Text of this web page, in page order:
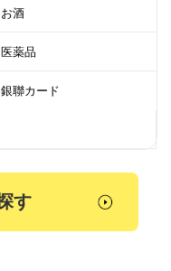
お酒
医薬品
銀聯カード